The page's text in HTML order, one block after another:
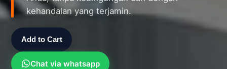
kehandalan yang terjamin.
Add to Cart
Chat via whatsapp